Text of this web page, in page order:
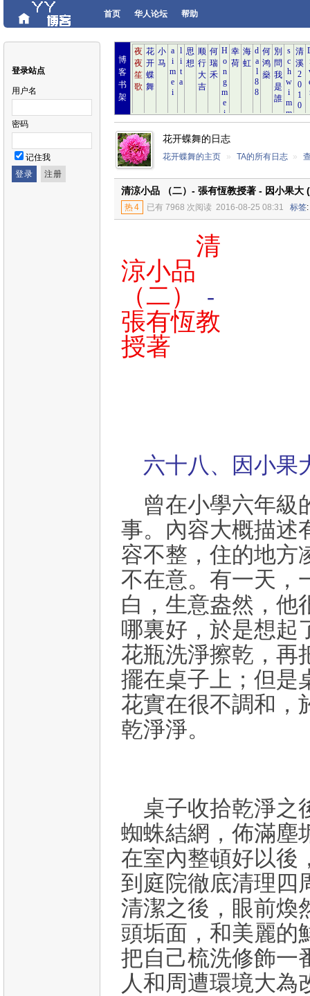
首页 华人论坛 帮助
登录站点
用户名
密码
记住我
博
客
书
架
花开蝶舞的日志
花开蝶舞的主页 » TA的所有日志 »
清涼小品 （二）- 張有恆教授著 - 因小果大
热4 已有 7968 次阅读 2016-08-25 08:31 标签
清
涼小品
（二）
-
張有恆教
授著
六十八、因小果
曾在小學六年級
事。內容大概描述
容不整，住的地方
不在意。有一天，
白，生意盎然，他
哪裏好，於是想起
花瓶洗淨擦乾，再
擺在桌子上；但是
花實在很不調和，
乾淨淨。
桌子收拾乾淨之
蜘蛛結網，佈滿塵
在室內整頓好以後
到庭院徹底清理四
清潔之後，眼前煥
頭垢面，和美麗的
把自己梳洗修飾一
人和周遭環境大為